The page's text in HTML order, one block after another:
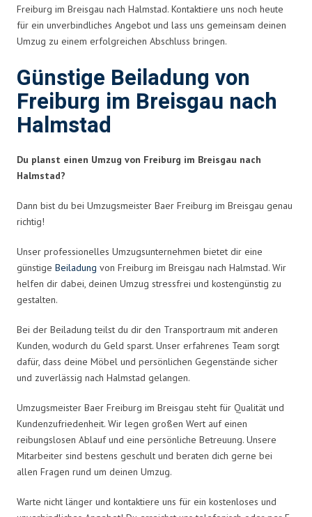
Freiburg im Breisgau nach Halmstad. Kontaktiere uns noch heute
für ein unverbindliches Angebot und lass uns gemeinsam deinen
Umzug zu einem erfolgreichen Abschluss bringen.
Günstige Beiladung von
Freiburg im Breisgau nach
Halmstad
Du planst einen Umzug von Freiburg im Breisgau nach
Halmstad?
Dann bist du bei Umzugsmeister Baer Freiburg im Breisgau genau
richtig!
Unser professionelles Umzugsunternehmen bietet dir eine
günstige Beiladung von Freiburg im Breisgau nach Halmstad. Wir
helfen dir dabei, deinen Umzug stressfrei und kostengünstig zu
gestalten.
Bei der Beiladung teilst du dir den Transportraum mit anderen
Kunden, wodurch du Geld sparst. Unser erfahrenes Team sorgt
dafür, dass deine Möbel und persönlichen Gegenstände sicher
und zuverlässig nach Halmstad gelangen.
Umzugsmeister Baer Freiburg im Breisgau steht für Qualität und
Kundenzufriedenheit. Wir legen großen Wert auf einen
reibungslosen Ablauf und eine persönliche Betreuung. Unsere
Mitarbeiter sind bestens geschult und beraten dich gerne bei
allen Fragen rund um deinen Umzug.
Warte nicht länger und kontaktiere uns für ein kostenloses und